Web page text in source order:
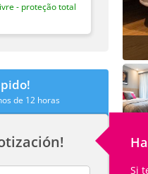
- proteção total
de 12 horas
Si